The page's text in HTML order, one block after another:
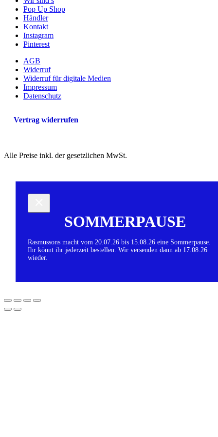
Pop Up Shop
Händler
Kontakt
Instagram
Pinterest
AGB
Widerruf
Widerruf für digitale Medien
Impressum
Datenschutz
Vertrag widerrufen
Alle Preise inkl. der gesetzlichen MwSt.
SOMMERPAUSE
Rasmussons macht vom 20.07.26 bis 15.08.26 eine Sommerpause.
Ihr könnt ihr jederzeit bestellen. Wir versenden dann ab 17.08.26
wieder.